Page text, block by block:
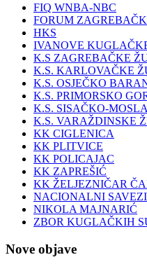
FIQ WNBA-NBC
FORUM
HKS
IVANOVE
K.S ZAGREBAČKE
K.S. KARLOVAČKE
K.S. OSJEČKO
K.S. PRIMORSKO
K.S. SISAČKO-
K.S. VARAŽDINSKE
KK CIGLENICA
KK PLITVICE
KK POLICAJAC
KK ZAPREŠIĆ
KK ŽELJEZNIČAR
NACIONALNI SAVEZI
NIKOLA MAJNARIĆ
ZBOR KUGLAČKIH
Nove objave